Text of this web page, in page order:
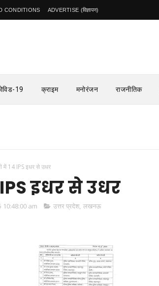
CONDITIONS ADVERTISE (विज्ञापन)
19 क्राइम मनोरंजन राजनीतिक
में 14 IPS इधर से उधर
इधर से उधर
10:48:00 am उत्तर प्रदेश, लखनऊ